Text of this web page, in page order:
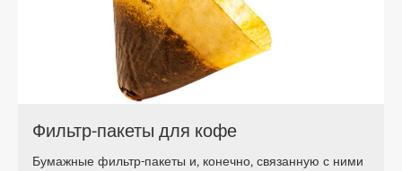
Фильтр-пакеты для кофе
Бумажные фильтр-пакеты и, конечно, связанную с ними